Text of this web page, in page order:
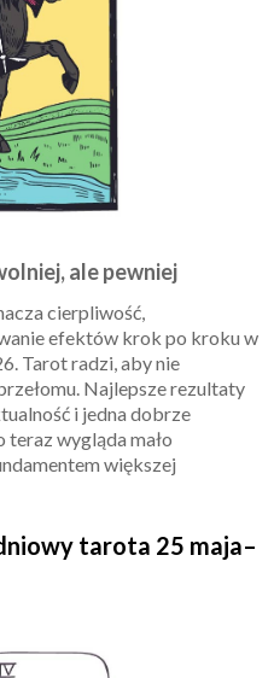
ale pewniej
cierpliwość,
efektów krok po kroku w
Tarot radzi, aby nie
Najlepsze rezultaty
i jedna dobrze
teraz wygląda mało
większej
tarota 25 maja–